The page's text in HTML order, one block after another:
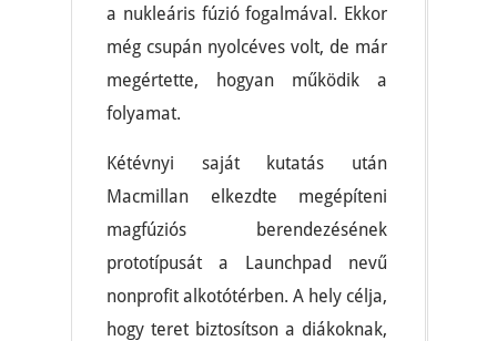
a nukleáris fúzió fogalmával. Ekkor
még csupán nyolcéves volt, de már
megértette, hogyan működik a
folyamat.
Kétévnyi saját kutatás után
Macmillan elkezdte megépíteni
magfúziós berendezésének
prototípusát a Launchpad nevű
nonprofit alkotótérben. A hely célja,
hogy teret biztosítson a diákoknak,